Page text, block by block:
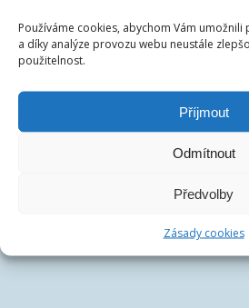
Používáme cookies, abychom Vám
a díky analýze provozu webu neustále
použitelnost.
Příjmout
Odmítnout
Předvolby
Zásady cookies
České dluhopisové tržiště s.r.o.
DIČ:CZ07486278
Francouzská 75/
Telefon:+420 770 163 226